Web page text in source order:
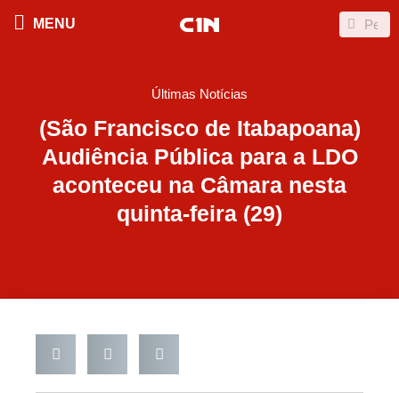
para
MENU Search
Search
Últimas Notícias
(São Francisco de Itabapoana)
Audiência Pública para a LDO
aconteceu na Câmara nesta
quinta-feira (29)